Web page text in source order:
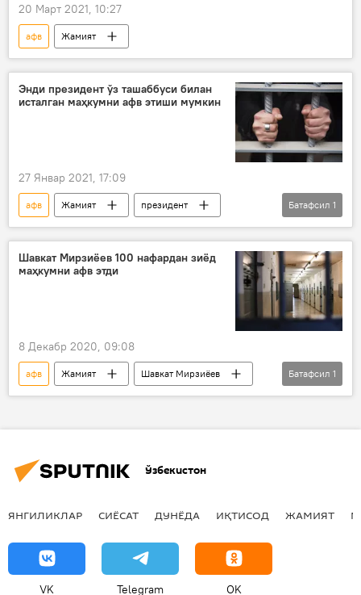
20 Март 2021, 10:27
афв Жамият
Энди президент ўз ташаббуси билан
исталган маҳкумни афв этиши мумкин
27 Январ 2021, 17:09
афв Жамият
президент
президент фармони
Батафсил 1
Шавкат Мирзиёев 100 нафардан зиёд
маҳкумни афв этди
8 Декабр 2020, 09:08
афв Жамият
Шавкат Мирзиёев
Ўзбекистон
Батафсил 1
Ўзбекистон
ЯНГИЛИКЛАР СИЁСАТ ДУНЁДА ИҚТИСОД ЖАМИЯТ
VK Telegram OK